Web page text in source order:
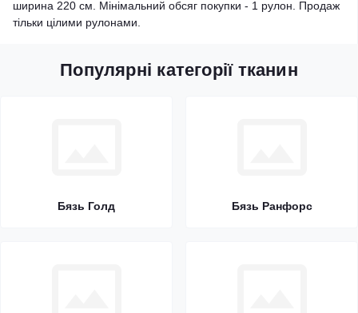
ширина 220 см. Мінімальний обсяг покупки - 1 рулон. Продаж
тільки цілими рулонами.
Популярні категорії тканин
Бязь Голд Бязь Ранфорс